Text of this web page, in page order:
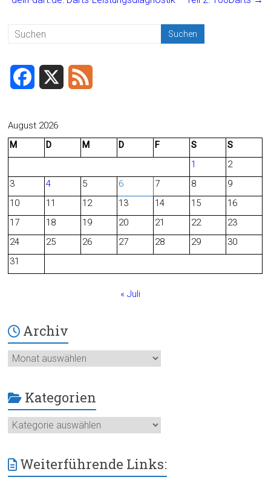
c
b
o
August 2026
M
D M D F S
S
1
2
3
4 5 6 7 8
9
10
11 12 13 14 15
16
17
18 19 20 21 22
23
24
25 26 27 28 29
30
31
« Juli
Archiv
Archiv
Kategorien
Kategorien
Weiterführende Links: